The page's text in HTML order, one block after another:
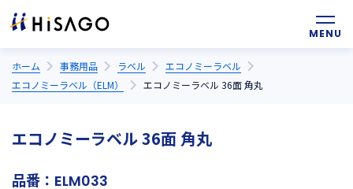
ホーム 事務用品 ラベル
エコノミーラベル
エコノミーラベル（ELM）
エコノミーラベル 36面 角丸
エコノミーラベル 36面 角丸
品番： ELM033